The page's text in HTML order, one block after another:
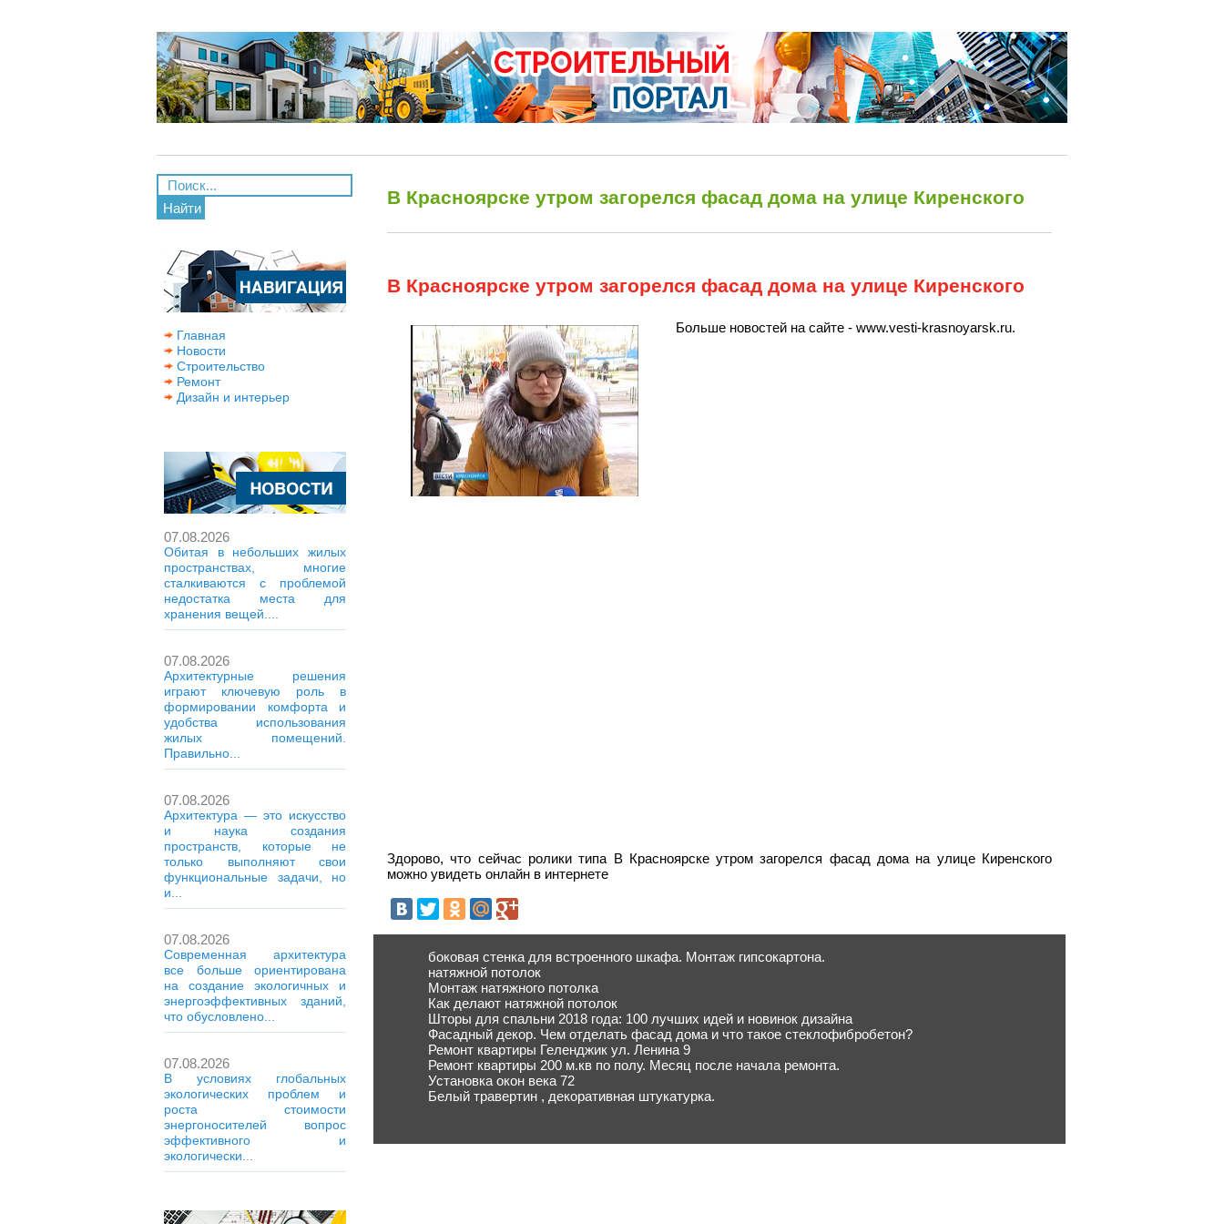
Найти
Главная
Новости
Строительство
Ремонт
Дизайн и интерьер
07.08.2026
Обитая в небольших жилых
пространствах, многие
сталкиваются с проблемой
недостатка места для
хранения вещей....
07.08.2026
Архитектурные решения
играют ключевую роль в
формировании комфорта и
удобства использования
жилых помещений.
Правильно...
07.08.2026
Архитектура — это искусство
и наука создания
пространств, которые не
только выполняют свои
функциональные задачи, но
и...
07.08.2026
Современная архитектура
все больше ориентирована
на создание экологичных и
энергоэффективных зданий,
что обусловлено...
07.08.2026
В условиях глобальных
экологических проблем и
роста стоимости
энергоносителей вопрос
эффективного и
экологически...
В Красноярске утром загорелся фасад дома на улице Киренского
В Красноярске утром загорелся фасад дома на улице Киренского
Больше новостей на сайте - www.vesti-krasnoyarsk.ru.
Здорово, что сейчас ролики типа В Красноярске утром загорелся фасад дома на улице Киренского
можно увидеть онлайн в интернете
боковая стенка для встроенного шкафа. Монтаж гипсокартона.
натяжной потолок
Монтаж натяжного потолка
Как делают натяжной потолок
Шторы для спальни 2018 года: 100 лучших идей и новинок дизайна
Фасадный декор. Чем отделать фасад дома и что такое стеклофибробетон?
Ремонт квартиры Геленджик ул. Ленина 9
Ремонт квартиры 200 м.кв по полу. Месяц после начала ремонта.
Установка окон века 72
Белый травертин , декоративная штукатурка.